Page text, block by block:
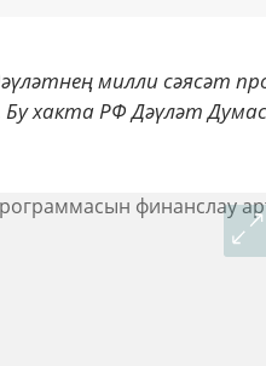
милли сәясәт
Бу хакта РФ Дәүләт